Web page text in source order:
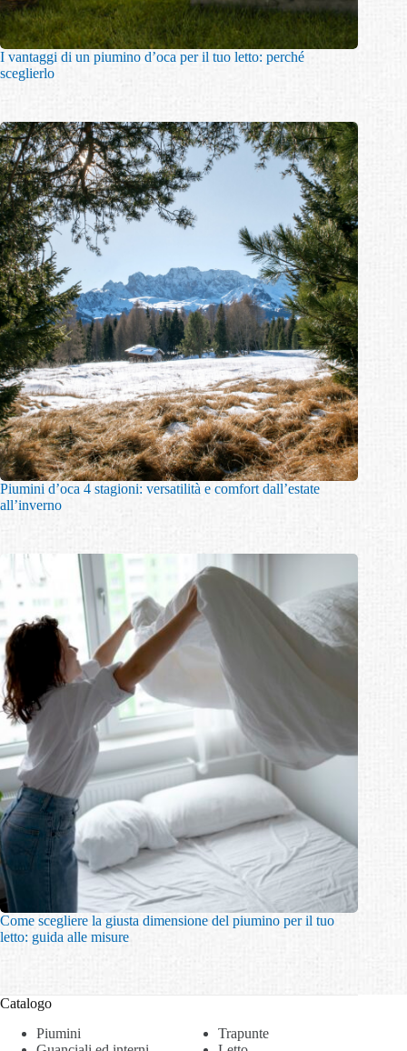
I vantaggi di un piumino d’oca per il tuo letto: perché
sceglierlo
Piumini d’oca 4 stagioni: versatilità e comfort dall’estate
all’inverno
Come scegliere la giusta dimensione del piumino per il tuo
letto: guida alle misure
Catalogo
Piumini
Trapunte